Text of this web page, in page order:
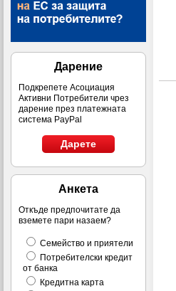
Дарение
Подкрепете Асоциация
Активни Потребители чрез
дарение през платежната
система PayPal
Дарете
Анкета
Откъде предпочитате да
вземете пари назаем?
Семейство и приятели
Потребителски кредит
от банка
Кредитна карта